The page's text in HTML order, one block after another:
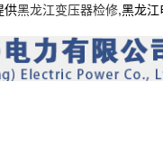
供黑龙江变压器检修,黑龙